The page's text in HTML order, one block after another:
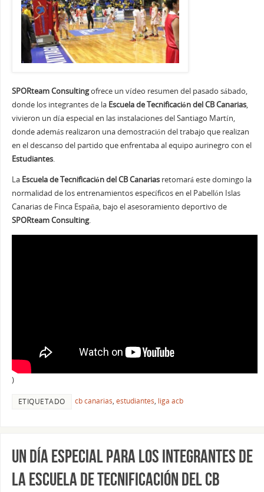
SPORteam Consultingofrece un vídeo resumen del pasado sábado,
donde los integrantes de la Escuela de Tecnificación del CB Canarias,
vivieron un día especial en las instalaciones del Santiago Martín,
donde además realizaron una demostración del trabajo que realizan
en el descanso del partido que enfrentaba al equipo aurinegro con el
Estudiantes.
La Escuela de Tecnificación del CB Canariasretomará este domingo la
normalidad de los entrenamientos específicos en el Pabellón Islas
Canarias de Finca España, bajo el asesoramiento deportivo de
SPORteam Consulting.
)
ETIQUETADO cb canarias, estudiantes, liga acb
Un día especial para los integrantes de
la Escuela de Tecnificación del CB